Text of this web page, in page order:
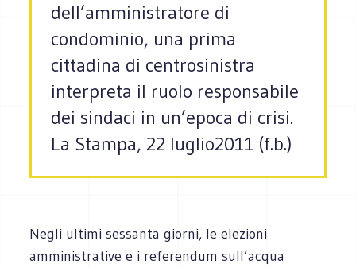
dell’amministratore di
condominio, una prima
cittadina di centrosinistra
interpreta il ruolo responsabile
dei sindaci in un’epoca di crisi.
La Stampa, 22 luglio2011 (f.b.)
Negli ultimi sessanta giorni, le elezioni
amministrative e i referendum sull’acqua